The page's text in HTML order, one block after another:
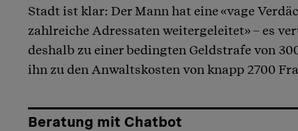
Stadt ist klar: Der Mann hat eine «vage
zahlreiche Adressaten weitergeleitet» – es
deshalb zu einer bedingten Geldstrafe von
ihn zu den Anwaltskosten von knapp 2700
Beratung mit Chatbot